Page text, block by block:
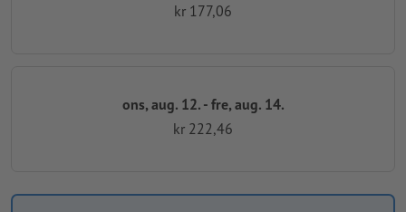
kr 177,06
ons, aug. 12. - fre, aug. 14.
kr 222,46